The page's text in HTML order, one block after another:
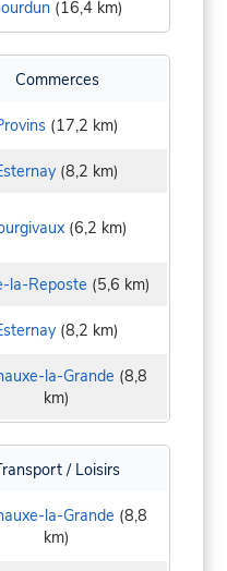
(16,4 km)
Commerces
(17,2 km)
(8,2 km)
(6,2 km)
la-Reposte (5,6 km)
(8,2 km)
la-Grande (8,8
km)
/ Loisirs
la-Grande (8,8
km)